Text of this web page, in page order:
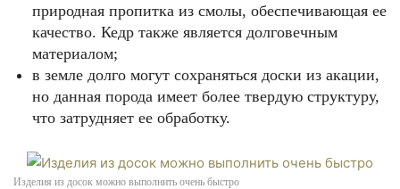
природная пропитка из смолы, обеспечивающая ее
качество. Кедр также является долговечным
материалом;
в земле долго могут сохраняться доски из акации,
но данная порода имеет более твердую структуру,
что затрудняет ее обработку.
Изделия из досок можно выполнить очень быстро